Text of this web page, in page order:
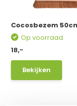
Cocosbezem
Op voorraad
18,-
Bekijken